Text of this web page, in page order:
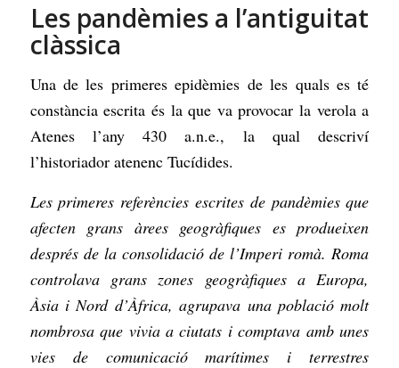
Les pandèmies a l’antiguitat
clàssica
Una de les primeres epidèmies de les quals es té
constància escrita és la que va provocar la verola a
Atenes l’any 430 a.n.e., la qual descriví
l’historiador atenenc Tucídides.
Les primeres referències escrites de pandèmies que
afecten grans àrees geogràfiques es produeixen
després de la consolidació de l’Imperi romà. Roma
controlava grans zones geogràfiques a Europa,
Àsia i Nord d’Àfrica, agrupava una població molt
nombrosa que vivia a ciutats i comptava amb unes
vies de comunicació marítimes i terrestres